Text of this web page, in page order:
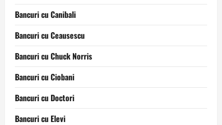
Bancuri cu Canibali
Bancuri cu Ceausescu
Bancuri cu Chuck Norris
Bancuri cu Ciobani
Bancuri cu Doctori
Bancuri cu Elevi